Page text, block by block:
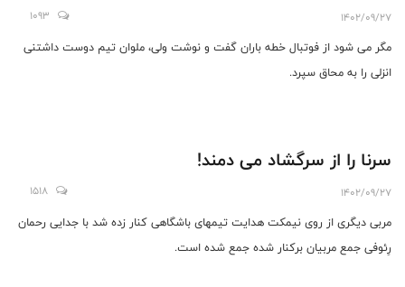
1402/09/27
1093
مگر می شود از فوتبال خطه باران گفت و‌ نوشت ولی، ملوان تیم دوست داشتنی
انزلی را به محاق سپرد.
سرنا را از سرگشاد می دمند!
1402/09/27
1518
مربی دیگری از روی نیمکت هدایت تیمهای باشگاهی کنار زده شد با جدایی رحمان
رِئوفی جمع مربیان برکنار شده جمع شده است.